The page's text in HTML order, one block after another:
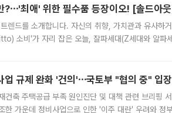
?⋯'최애' 위한 필수품 등장이오! [솔드아
렌드를 소개합니다. 자신의 취향, 가치관과 유사하
소비'가 자리 잡은 오늘, 잘파세대(Z세대와 알파
업 규제 완화 '건의'⋯국토부 "협의 중" 입
건축 주택공급 부족 원인진단 및 대책 관련 브리핑
한 가운데 정비사업으로 인한 '이주 대란' 우려와 정